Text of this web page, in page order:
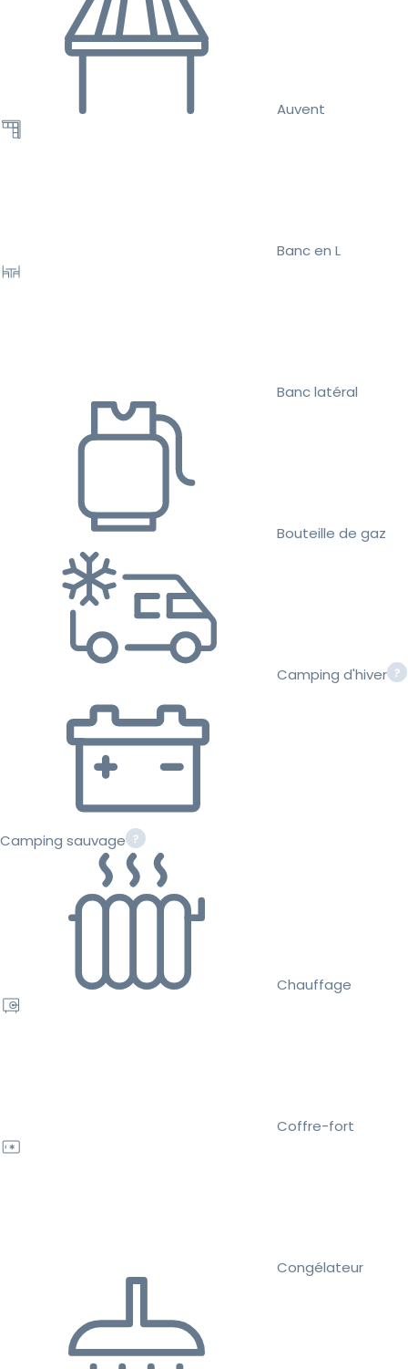
Auvent
Banc en L
Banc latéral
Bouteille de gaz
Camping d'hiver
Camping sauvage
Chauffage
Coffre-fort
Congélateur